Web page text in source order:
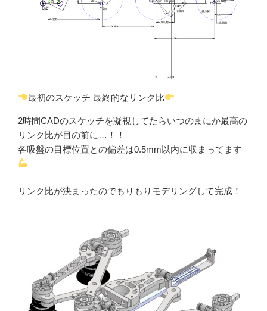
最初のスケッチ 最終的なリンク比
2時間CADのスケッチを凝視してたらいつのまにか最高の
リンク比が目の前に…！！
各吸盤の目標位置との偏差は0.5mm以内に収まってます
リンク比が決まったのでもりもりモデリングして完成！